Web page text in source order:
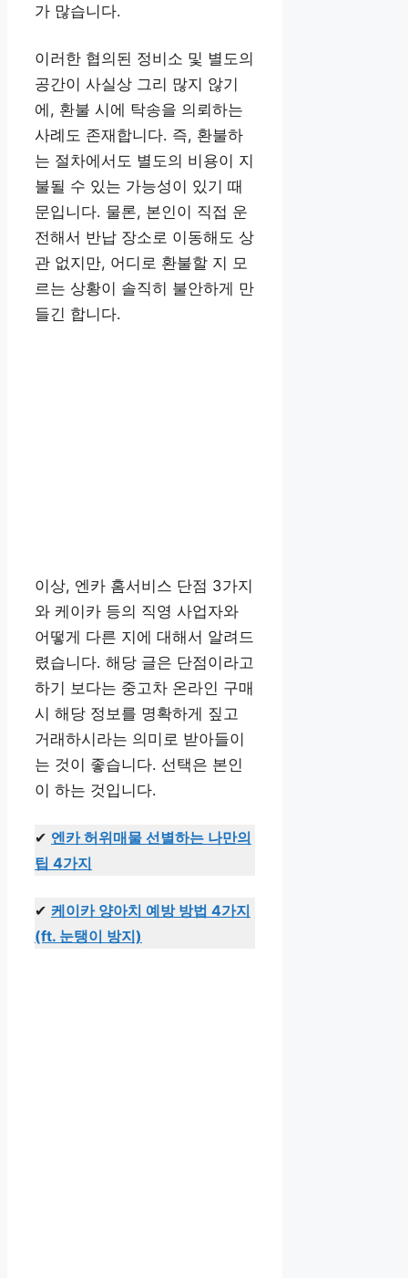
가 많습니다.
이러한 협의된 정비소 및 별도의
공간이 사실상 그리 많지 않기
에, 환불 시에 탁송을 의뢰하는
사례도 존재합니다. 즉, 환불하
는 절차에서도 별도의 비용이 지
불될 수 있는 가능성이 있기 때
문입니다. 물론, 본인이 직접 운
전해서 반납 장소로 이동해도 상
관 없지만, 어디로 환불할 지 모
르는 상황이 솔직히 불안하게 만
들긴 합니다.
이상, 엔카 홈서비스 단점 3가지
와 케이카 등의 직영 사업자와
어떻게 다른 지에 대해서 알려드
렸습니다. 해당 글은 단점이라고
하기 보다는 중고차 온라인 구매
시 해당 정보를 명확하게 짚고
거래하시라는 의미로 받아들이
는 것이 좋습니다. 선택은 본인
이 하는 것입니다.
✔ 엔카 허위매물 선별하는 나만의
팁 4가지
✔ 케이카 양아치 예방 방법 4가지
(ft. 눈탱이 방지)